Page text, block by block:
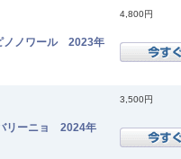
ノワール 2023年
4,800円
リーニョ 2024年
3,500円